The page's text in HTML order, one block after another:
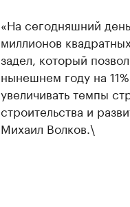
«На сегодняшний
миллионов
задел, который
нынешнем году на
увеличивать темпы
строительства и
Михаил Волков.\